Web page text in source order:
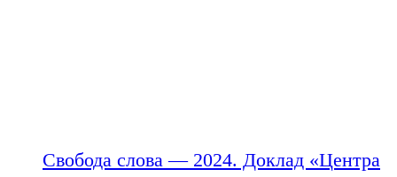
Свобода слова — 2024. Доклад «Центра